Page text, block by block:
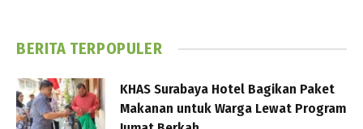
BERITA TERPOPULER
KHAS Surabaya Hotel Bagikan Paket
Makanan untuk Warga Lewat Program